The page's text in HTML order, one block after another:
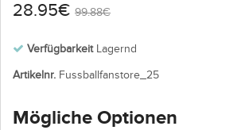
28.95€ 99.88€
VerfügbarkeitLagernd
Artikelnr. Fussballfanstore_25
Mögliche Optionen